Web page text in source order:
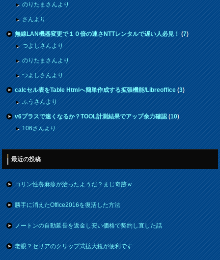
のりたまさんより
さんより
無線LAN機器変更で１０倍の速さNTTレンタルで遅い人必見！(7)
つよしさんより
のりたまさんより
つよしさんより
calcセル表をTable Htmlへ簡単作成する拡張機能/Libreoffice(3)
ふうさんより
v6プラスで速くなるか？TOOL計測結果でアップ余力確認(10)
106さんより
最近の投稿
コリン性蕁麻疹が治ったようだ？まじ奇跡ｗ
勝手に消えたOffice2016を復活した方法
ノートンの自動延長を返金し安い価格で契約し直した話
老眼？セリアのクリップ式拡大鏡が便利です